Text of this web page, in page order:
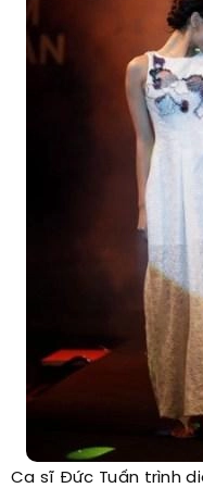
Ca sĩ Đức Tuấn trình